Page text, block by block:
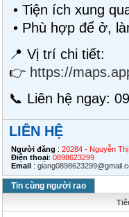
• Tiện ích xung
• Phù hợp để ở,
📍 Vị trí chi tiết:
👉 https://
📞 Liên hệ ngay:
LIÊN HỆ
Người đăng : 20284 - Nguyễn
Điện thoại: 0898623299
Email :
Tin cùng người rao